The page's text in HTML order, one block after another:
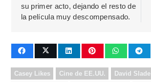
su primer acto, dejando el resto de
la película muy descompensado.
Casey Likes Cine de EE.UU. David Slade